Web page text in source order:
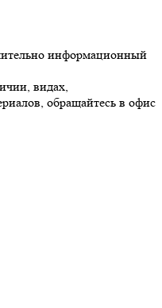
информационный
видах,
обращайтесь в офис